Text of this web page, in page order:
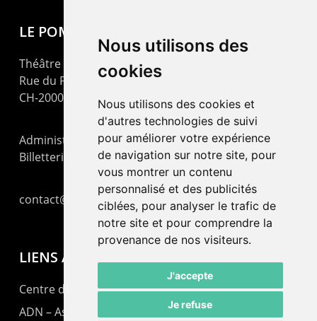
Nous utilisons des
cookies
Nous utilisons des cookies et
d'autres technologies de suivi
pour améliorer votre expérience
de navigation sur notre site, pour
vous montrer un contenu
personnalisé et des publicités
ciblées, pour analyser le trafic de
notre site et pour comprendre la
provenance de nos visiteurs.
J'accepte
Je refuse
LE POMMIER
Théâtre – Centre Culturel Neuchâtelois
Rue du Pommier 9
CH-2000 Neuchâtel
Administration : +41 32 725 03 03
Billetterie : +41 32 725 05 05
contact@lepommier.ch
LIENS AMIS
Centre de culture ABC
ADN – Association Danse Neuchâtel